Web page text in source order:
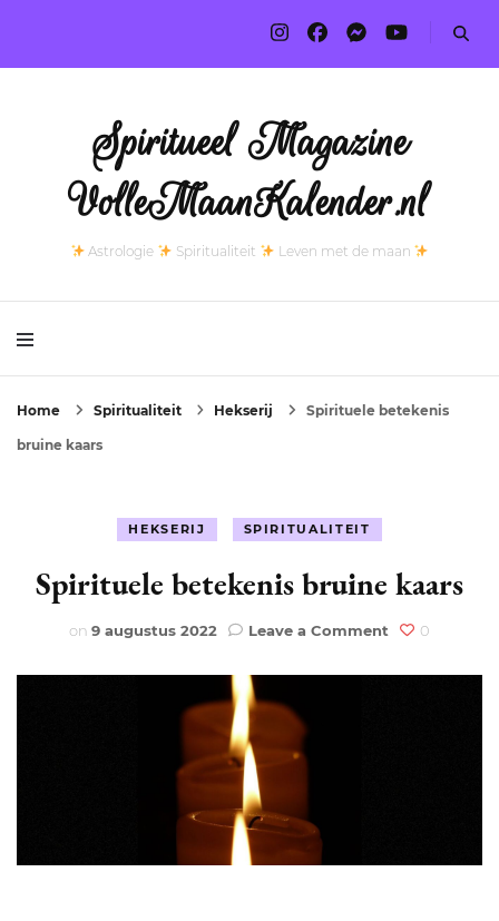
Spiritueel Magazine
VolleMaanKalender.nl
Astrologie Spiritualiteit Leven met de maan
Home Spiritualiteit Hekserij Spirituele betekenis
bruine kaars
HEKSERIJ SPIRITUALITEIT
Spirituele betekenis bruine kaars
on 9 augustus 2022 Leave a Comment on
betekenis
0